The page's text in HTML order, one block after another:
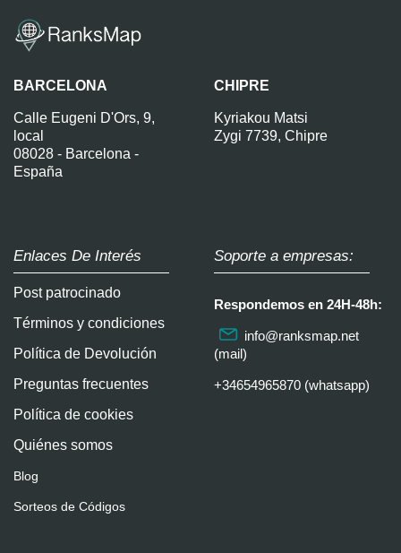
BARCELONA
Calle Eugeni D'Ors, 9,
local
08028 - Barcelona -
España
CHIPRE
Kyriakou Matsi
Zygi 7739, Chipre
Enlaces De Interés
Post patrocinado
Términos y condiciones
Política de Devolución
Preguntas frecuentes
Política de cookies
Quiénes somos
Blog
Sorteos de Códigos
Soporte a empresas:
Respondemos en 24H-48h:
info@ranksmap.net
(mail)
+34654965870 (whatsapp)